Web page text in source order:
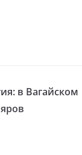
в Вагайском